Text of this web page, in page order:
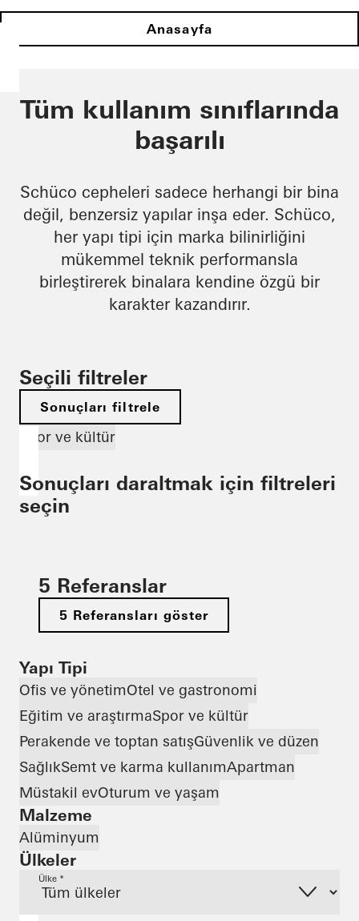
Anasayfa
Tüm kullanım sınıflarında
başarılı
Schüco cepheleri sadece herhangi bir bina
değil, benzersiz yapılar inşa eder. Schüco,
her yapı tipi için marka bilinirliğini
mükemmel teknik performansla
birleştirerek binalara kendine özgü bir
karakter kazandırır.
Seçili filtreler
Sonuçları filtrele
Spor ve kültür
Sonuçları daraltmak için filtreleri
seçin
5 Referanslar
5 Referansları göster
Yapı Tipi
Ofis ve yönetimOtel ve gastronomi
Eğitim ve araştırmaSpor ve kültür
Perakende ve toptan satışGüvenlik ve düzen
SağlıkSemt ve karma kullanımApartman
Müstakil evOturum ve yaşam
Malzeme
Alüminyum
Ülkeler
Ülke *